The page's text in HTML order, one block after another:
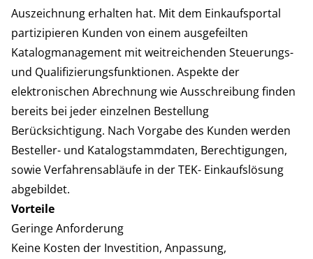
Auszeichnung erhalten hat. Mit dem Einkaufsportal
partizipieren Kunden von einem ausgefeilten
Katalogmanagement mit weitreichenden Steuerungs-
und Qualifizierungsfunktionen. Aspekte der
elektronischen Abrechnung wie Ausschreibung finden
bereits bei jeder einzelnen Bestellung
Berücksichtigung. Nach Vorgabe des Kunden werden
Besteller- und Katalogstammdaten, Berechtigungen,
sowie Verfahrensabläufe in der TEK- Einkaufslösung
abgebildet.
Vorteile
Geringe Anforderung
Keine Kosten der Investition, Anpassung,